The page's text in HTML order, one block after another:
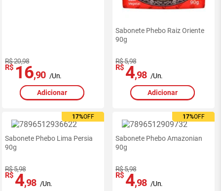
R$ 20,98
R$ 16,90 /Un.
Adicionar
Sabonete Phebo Raiz Oriente
90g
R$ 5,98
R$ 4,98 /Un.
Adicionar
17%OFF
17%OFF
Sabonete Phebo Lima Persia
90g
R$ 5,98
R$ 4,98 /Un.
17%OFF
17%OFF
Sabonete Phebo Amazonian
90g
R$ 5,98
R$ 4,98 /Un.